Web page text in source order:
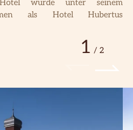
wurde unter seinem
als Hotel Hubertus
1 / 2